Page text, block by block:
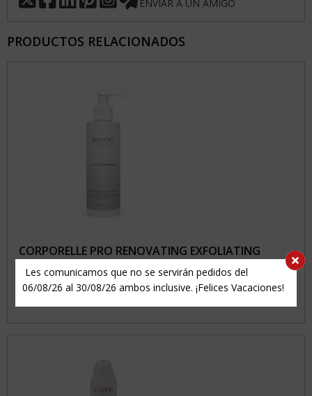
Les comunicamos que no se servirán pedidos del
06/08/26 al 30/08/26 ambos inclusive. ¡Felices Vacaciones!
ENVIAR A UN AMIGO
PRODUCTOS RELACIONADOS
CORPORELLE PRO RENOVATING EXFOLIATING
SERUM
Ref.: 315210